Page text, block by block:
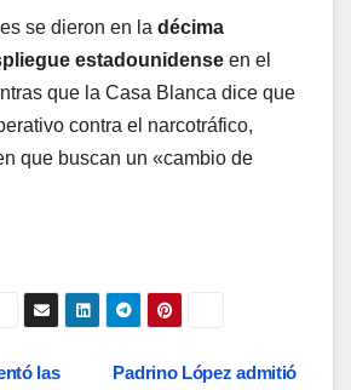
se dieron en la décima
estadounidense en el
que la Casa Blanca dice que
contra el narcotráfico,
que buscan un «cambio de
Padrino López admitió
las